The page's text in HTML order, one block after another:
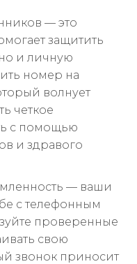
— это
защитить
и личную
номер на
волнует
четкое
с помощью
и здравого
— ваши
с телефонным
проверенные
свою
звонок приносит